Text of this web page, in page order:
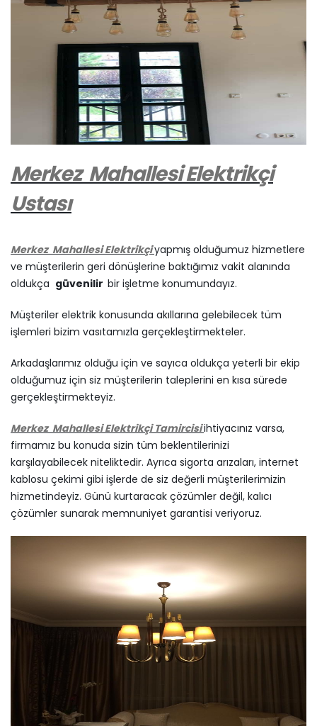
Merkez Mahallesi Elektrikçi
Ustası
Merkez Mahallesi Elektrikçiyapmış olduğumuz hizmetlere
ve müşterilerin geri dönüşlerine baktığımız vakit alanında
oldukça güvenilir bir işletme konumundayız.
Müşteriler elektrik konusunda akıllarına gelebilecek tüm
işlemleri bizim vasıtamızla gerçekleştirmekteler.
Arkadaşlarımız olduğu için ve sayıca oldukça yeterli bir ekip
olduğumuz için siz müşterilerin taleplerini en kısa sürede
gerçekleştirmekteyiz.
Merkez Mahallesi Elektrikçi Tamircisiihtiyacınız varsa,
firmamız bu konuda sizin tüm beklentilerinizi
karşılayabilecek niteliktedir. Ayrıca sigorta arızaları, internet
kablosu çekimi gibi işlerde de siz değerli müşterilerimizin
hizmetindeyiz. Günü kurtaracak çözümler değil, kalıcı
çözümler sunarak memnuniyet garantisi veriyoruz.